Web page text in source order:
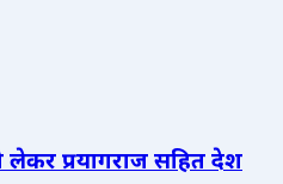
प्रयागराज सहित देश